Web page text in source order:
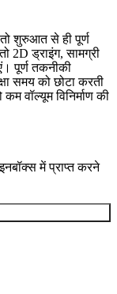
तो शुरुआत से ही पूर्ण
2D ड्राइंग, सामग्री
पूर्ण तकनीकी
समय को छोटा करती
कम वॉल्यूम विनिर्माणकी
में प्राप्त करने